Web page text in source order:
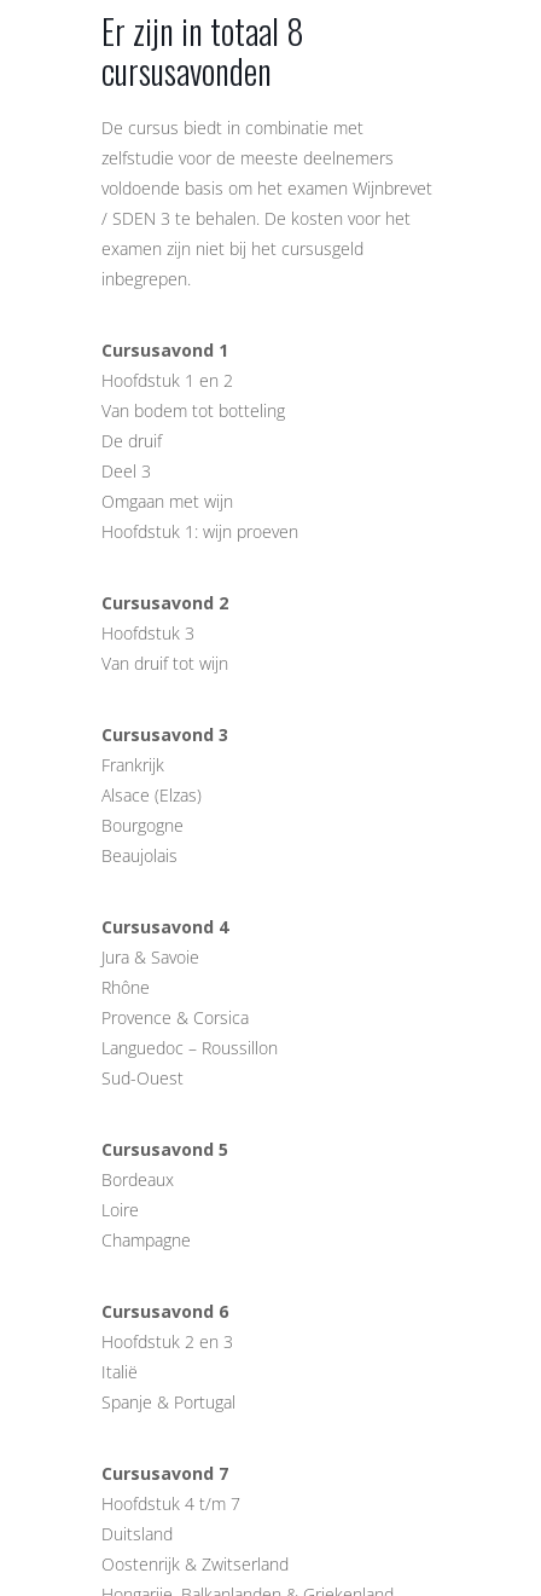
Er zijn in totaal 8
cursusavonden
De cursus biedt in combinatie met
zelfstudie voor de meeste deelnemers
voldoende basis om het examen Wijnbrevet
/ SDEN 3 te behalen. De kosten voor het
examen zijn niet bij het cursusgeld
inbegrepen.
Cursusavond 1
Hoofdstuk 1 en 2
Van bodem tot botteling
De druif
Deel 3
Omgaan met wijn
Hoofdstuk 1: wijn proeven
Cursusavond 2
Hoofdstuk 3
Van druif tot wijn
Cursusavond 3
Frankrijk
Alsace (Elzas)
Bourgogne
Beaujolais
Cursusavond 4
Jura & Savoie
Rhône
Provence & Corsica
Languedoc – Roussillon
Sud-Ouest
Cursusavond 5
Bordeaux
Loire
Champagne
Cursusavond 6
Hoofdstuk 2 en 3
Italië
Spanje & Portugal
Cursusavond 7
Hoofdstuk 4 t/m 7
Duitsland
Oostenrijk & Zwitserland